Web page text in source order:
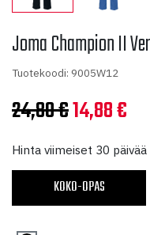
Joma Champion II
Tuotekoodi: 9005W12
24,80€
hinta
oli:
24,80 €.
14,88€
on:
Hinta viimeiset 30
KOKO-OPAS